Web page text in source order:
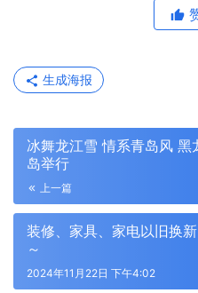
生成海报
冰舞龙江雪 情系青岛风
岛举行
上一篇
装修、家具、家电以旧换
～
2024年11月22日 下午4:02